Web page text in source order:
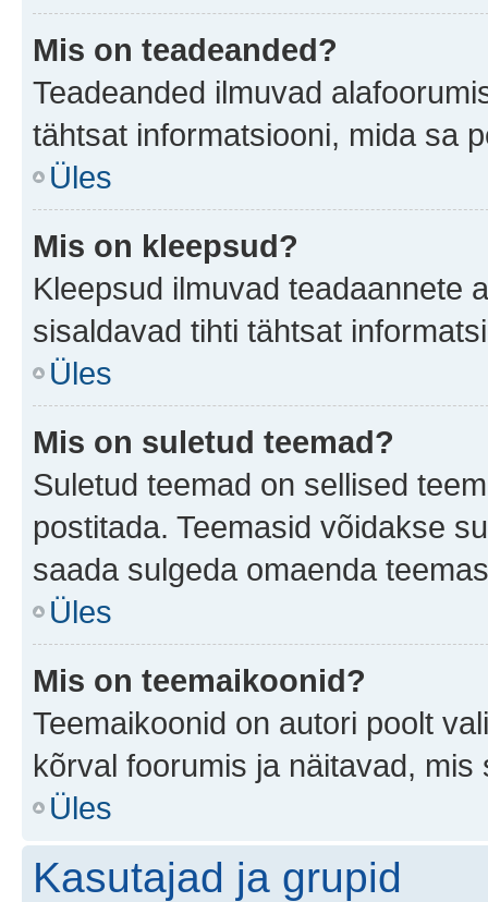
Mis on teadeanded?
Teadeanded ilmuvad
tähtsat informatsiooni, mida sa
Üles
Mis on kleepsud?
Kleepsud ilmuvad teadaannete
sisaldavad tihti tähtsat
Üles
Mis on suletud teemad?
Suletud teemad on sellised
postitada. Teemasid võidakse
saada sulgeda omaenda
Üles
Mis on teemaikoonid?
Teemaikoonid on autori poolt
kõrval foorumis ja näitavad, mis
Üles
Kasutajad ja grupid